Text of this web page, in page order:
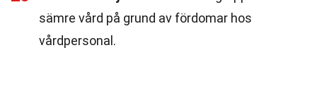
sämre vård på grund av fördomar hos
vårdpersonal.